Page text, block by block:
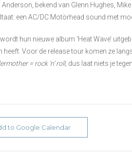
bekend van Glenn Hughes,
een AC/DC Motörhead sound met
hun nieuwe album ‘Heat Wave’
heeft. Voor de release tour komen ze
= rock ’n’ roll, dus laat niets je
to Google Calendar